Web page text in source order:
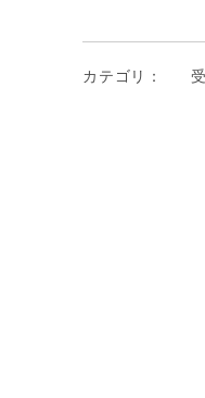
カテゴリ：